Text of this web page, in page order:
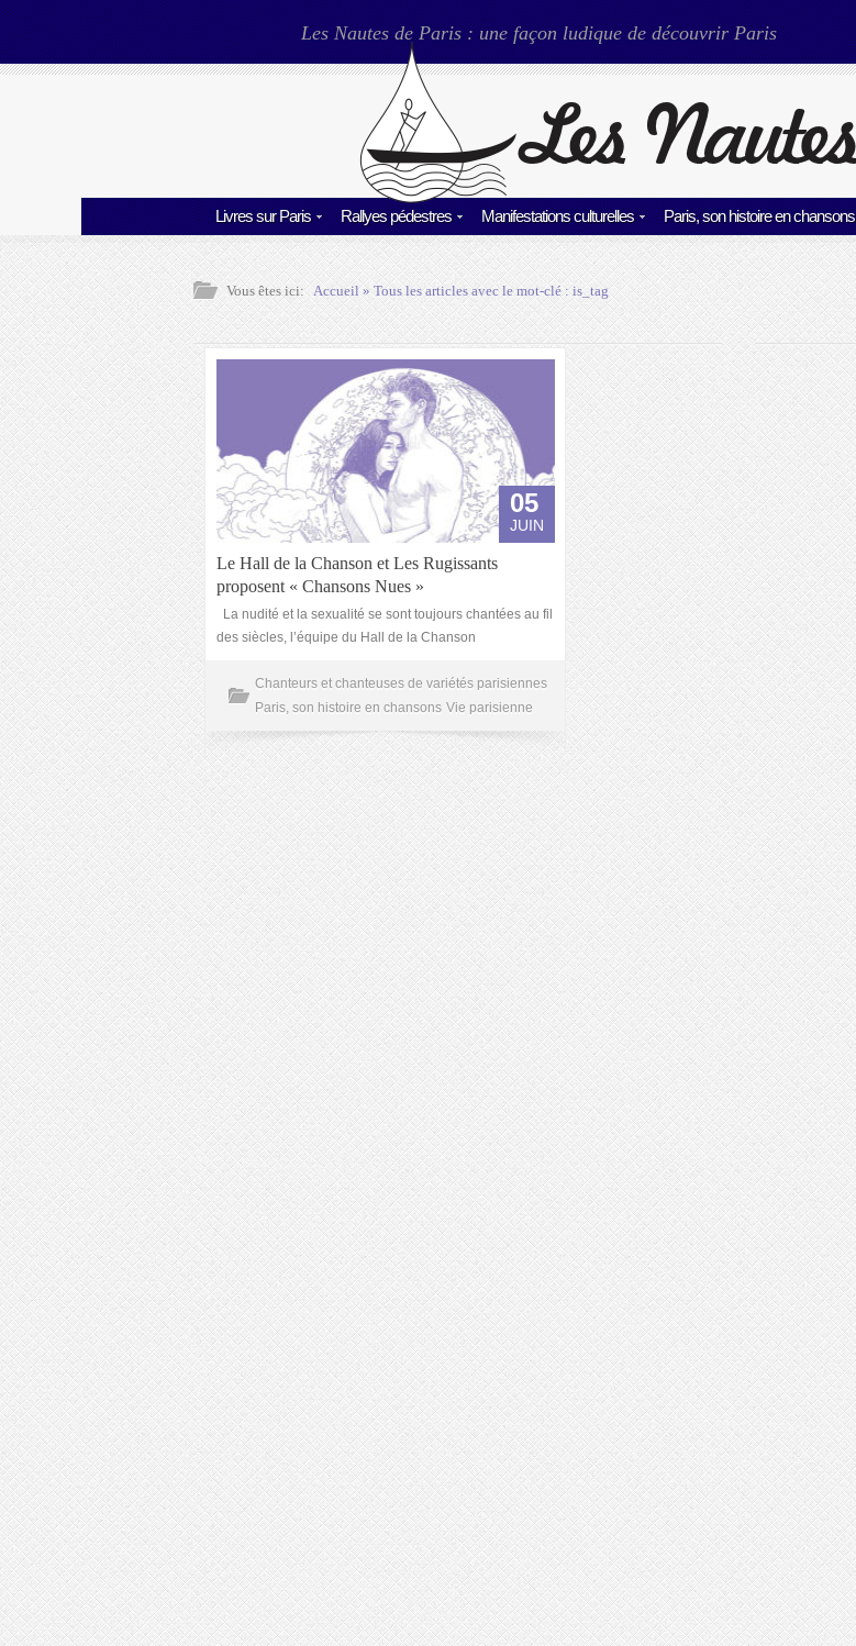
Les Nautes de Paris : une façon ludique de découvrir Paris
Livres sur Paris Rallyes pédestres Manifestations culturelles Paris, son histoire en chansons
Vous êtes ici: Accueil» Tous les articles avec le mot-clé :is_tag
05
JUIN
Le Hall de la Chanson et Les Rugissants
proposent « Chansons Nues »
La nudité et la sexualité se sont toujours chantées au fil
des siècles, l’équipe du Hall de la Chanson
Chanteurs et chanteuses de variétés parisiennes
Paris, son histoire en chansons Vie parisienne